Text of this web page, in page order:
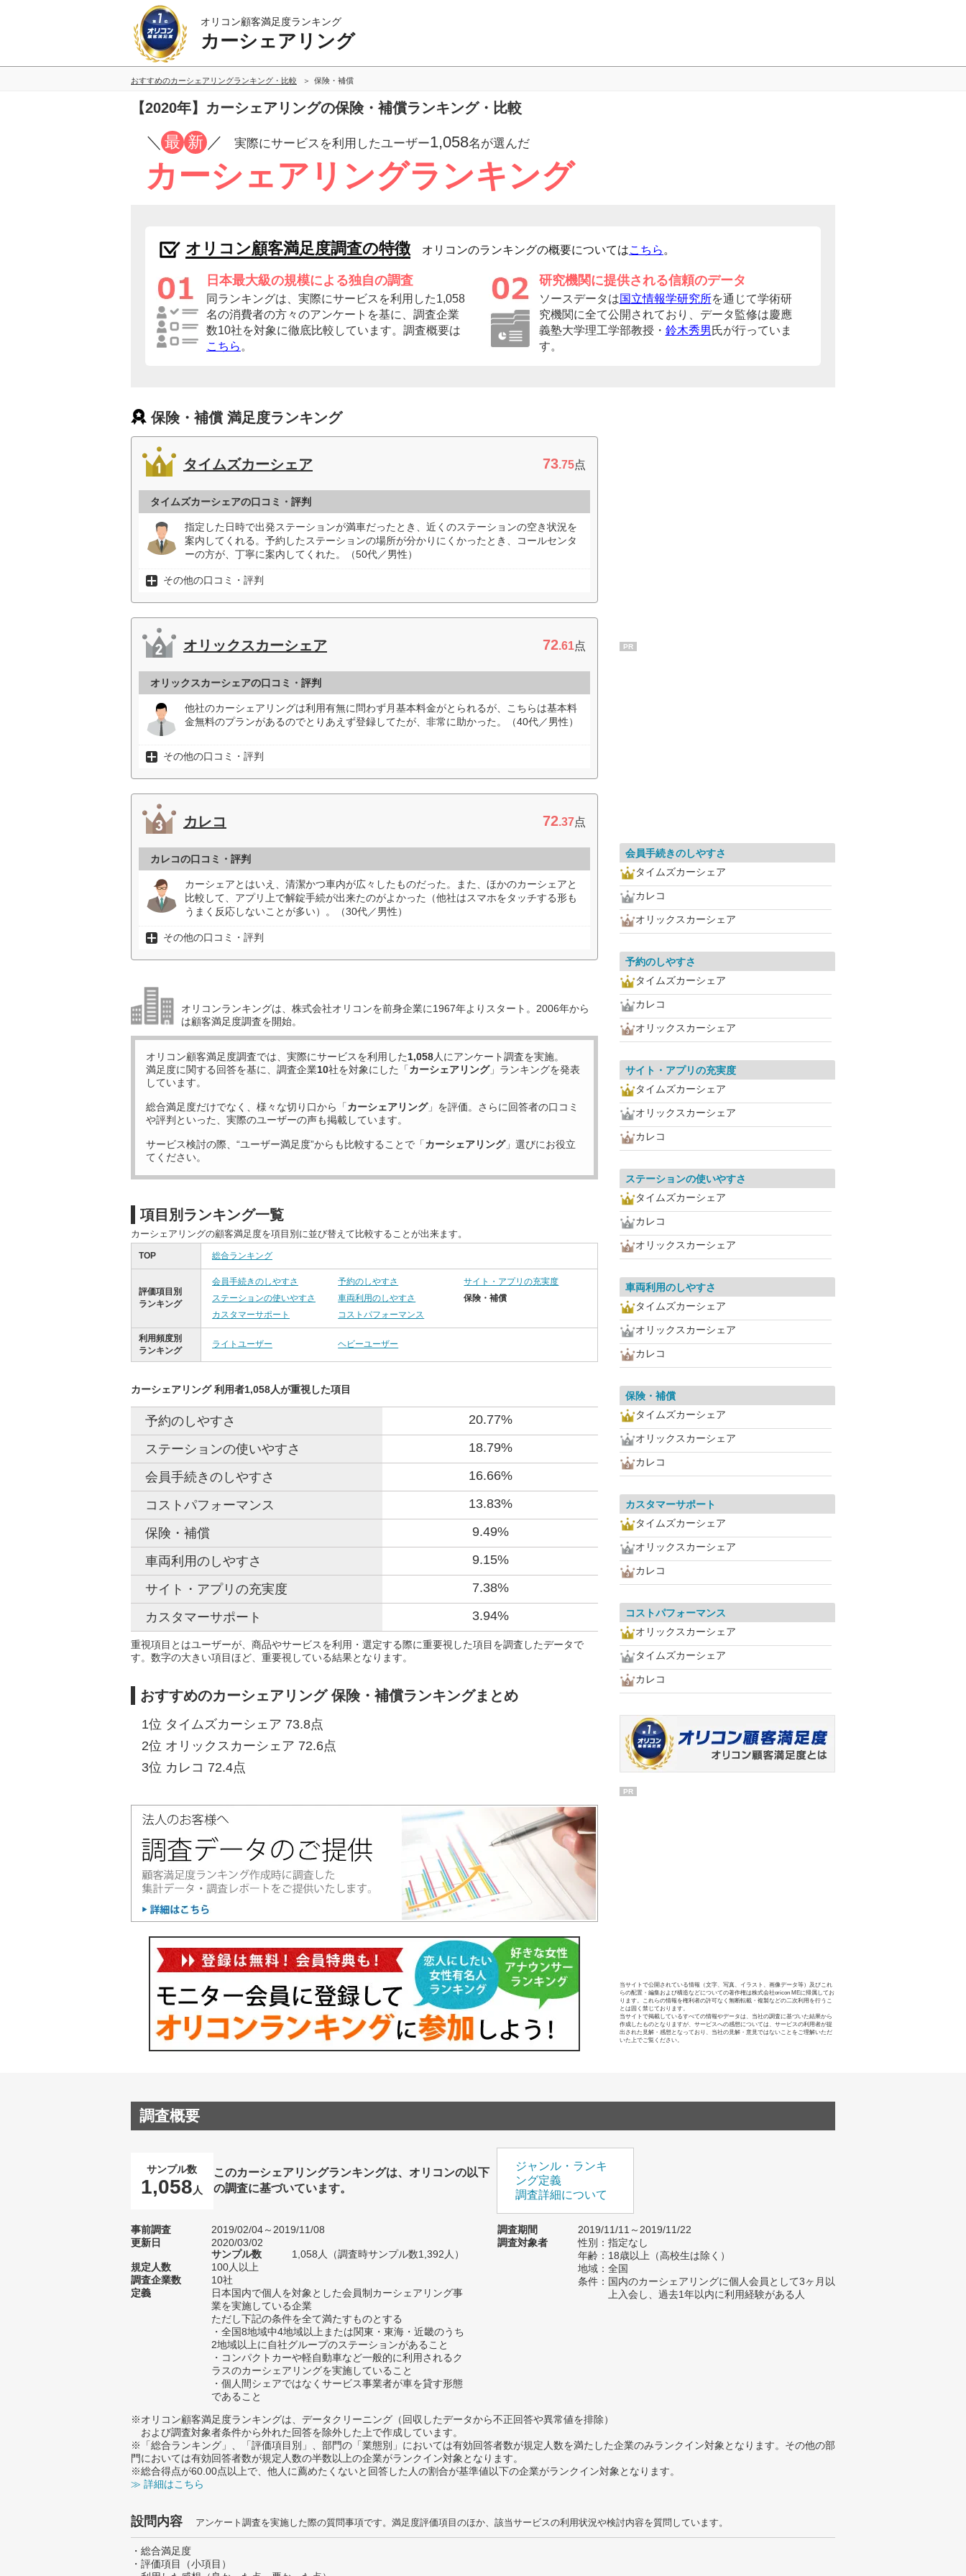
オリコン顧客満足度ランキング
カーシェアリング
おすすめのカーシェアリングランキング・比較 保険・補償
【2020年】カーシェアリングの保険・補償ランキング・比較
／ 最 新 ／ 実際にサービスを利用したユーザー1,058名が選んだ
カーシェアリングランキング
オリコン顧客満足度調査の特徴 オリコンのランキングの概要についてはこちら 。
日本最大級の規模による独自の調査
同ランキングは、実際にサービスを利用した1,058
名の消費者の方々のアンケートを基に、調査企業
数10社を対象に徹底比較しています。調査概要は
こちら 。
研究機関に提供される信頼のデータ
ソースデータは国立情報学研究所を通じて学術研
究機関に全て公開されており、データ監修は慶應
義塾大学理工学部教授・ 鈴木秀男 氏が行っていま
す。
保険・補償 満足度ランキング
タイムズカーシェア 73.75点
タイムズカーシェアの口コミ・評判
指定した日時で出発ステーションが満車だったとき、近くのステーションの空き状況を
案内してくれる。予約したステーションの場所が分かりにくかったとき、コールセンタ
ーの方が、丁寧に案内してくれた。（50代／男性）
その他の口コミ・評判
オリックスカーシェア 72.61点
オリックスカーシェアの口コミ・評判
他社のカーシェアリングは利用有無に問わず月基本料金がとられるが、こちらは基本料
金無料のプランがあるのでとりあえず登録してたが、非常に助かった。（40代／男性）
その他の口コミ・評判
カレコ 72.37点
カレコの口コミ・評判
カーシェアとはいえ、清潔かつ車内が広々したものだった。また、ほかのカーシェアと
比較して、アプリ上で解錠手続が出来たのがよかった（他社はスマホをタッチする形も
うまく反応しないことが多い）。（30代／男性）
その他の口コミ・評判
オリコンランキングは、株式会社オリコンを前身企業に1967年よりスタート。2006年から
は顧客満足度調査を開始。
オリコン顧客満足度調査では、実際にサービスを利用した1,058人にアンケート調査を実施。
満足度に関する回答を基に、調査企業10社を対象にした「カーシェアリング」ランキングを発表
しています。
総合満足度だけでなく、様々な切り口から「カーシェアリング」を評価。さらに回答者の口コミ
や評判といった、実際のユーザーの声も掲載しています。
サービス検討の際、“ユーザー満足度”からも比較することで「カーシェアリング」選びにお役立
てください。
項目別ランキング一覧
カーシェアリングの顧客満足度を項目別に並び替えて比較することが出来ます。
TOP 総合ランキング
評価項目別
ランキング
会員手続きのしやすさ 予約のしやすさ
サイト・アプリの充実度
ステーションの使いやすさ
車両利用のしやすさ
保険・補償
カスタマーサポート
コストパフォーマンス
利用頻度別
ランキング
ライトユーザー ヘビーユーザー
カーシェアリング 利用者1,058人が重視した項目
予約のしやすさ 20.77%
ステーションの使いやすさ 18.79%
会員手続きのしやすさ 16.66%
コストパフォーマンス 13.83%
保険・補償 9.49%
車両利用のしやすさ 9.15%
サイト・アプリの充実度 7.38%
カスタマーサポート 3.94%
重視項目とはユーザーが、商品やサービスを利用・選定する際に重要視した項目を調査したデータで
す。数字の大きい項目ほど、重要視している結果となります。
おすすめのカーシェアリング 保険・補償ランキングまとめ
1位 タイムズカーシェア 73.8点
2位 オリックスカーシェア 72.6点
3位 カレコ 72.4点
PR
会員手続きのしやすさ
タイムズカーシェア
カレコ
オリックスカーシェア
予約のしやすさ
タイムズカーシェア
カレコ
オリックスカーシェア
サイト・アプリの充実度
タイムズカーシェア
オリックスカーシェア
カレコ
ステーションの使いやすさ
タイムズカーシェア
カレコ
オリックスカーシェア
車両利用のしやすさ
タイムズカーシェア
オリックスカーシェア
カレコ
保険・補償
タイムズカーシェア
オリックスカーシェア
カレコ
カスタマーサポート
タイムズカーシェア
オリックスカーシェア
カレコ
コストパフォーマンス
オリックスカーシェア
タイムズカーシェア
カレコ
PR
当サイトで公開されている情報（文字、写真、イラスト、画像データ等）及びこれ
らの配置・編集および構造などについての著作権は株式会社oricon MEに帰属してお
ります。これらの情報を権利者の許可なく無断転載・複製などの二次利用を行うこ
とは固く禁じております。
当サイトで掲載しているすべての情報やデータは、当社の調査に基づいた結果から
作成したものとなりますが、サービスへの感想については、サービスの利用者が提
出された見解・感想となっており、当社の見解・意見ではないことをご理解いただ
いた上でご覧ください。
調査概要
サンプル数
1,058 人
このカーシェアリングランキングは、オリコンの以下
の調査に基づいています。
ジャンル・ランキ
ング定義
調査詳細について
事前調査
2019/02/04～2019/11/08
更新日
2020/03/02
サンプル数
1,058人（調査時サンプル数1,392人）
規定人数
100人以上
調査企業数
10社
定義
日本国内で個人を対象とした会員制カーシェアリング事
業を実施している企業
ただし下記の条件を全て満たすものとする
・全国8地域中4地域以上または関東・東海・近畿のうち
2地域以上に自社グループのステーションがあること
・コンパクトカーや軽自動車など一般的に利用されるク
ラスのカーシェアリングを実施していること
・個人間シェアではなくサービス事業者が車を貸す形態
であること
調査期間
2019/11/11～2019/11/22
調査対象者
性別：指定なし
年齢：18歳以上（高校生は除く）
地域：全国
条件：国内のカーシェアリングに個人会員として3ヶ月以
上入会し、過去1年以内に利用経験がある人
※オリコン顧客満足度ランキングは、データクリーニング（回収したデータから不正回答や異常値を排除）
および調査対象者条件から外れた回答を除外した上で作成しています。
※「総合ランキング」、「評価項目別」、部門の「業態別」においては有効回答者数が規定人数を満たした企業のみランクイン対象となります。その他の部
門においては有効回答者数が規定人数の半数以上の企業がランクイン対象となります。
※総合得点が60.00点以上で、他人に薦めたくないと回答した人の割合が基準値以下の企業がランクイン対象となります。
≫ 詳細はこちら
設問内容 アンケート調査を実施した際の質問事項です。満足度評価項目のほか、該当サービスの利用状況や検討内容を質問しています。
・総合満足度
・評価項目（小項目）